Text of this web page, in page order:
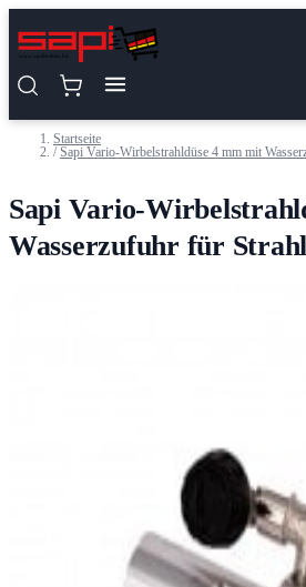
Startseite
/ Sapi Vario-Wirbelstrahldüse 4 mm mit
Sapi Vario-
Wasserzufuhr für